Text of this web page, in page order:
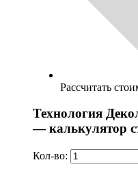
Рассчитать
Технология
— калькулятор
Кол-во: